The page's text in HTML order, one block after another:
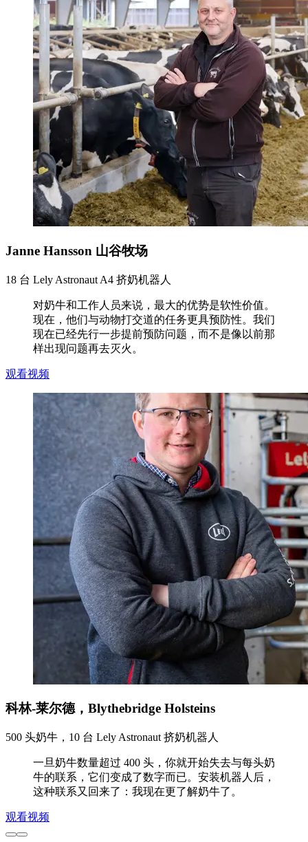
Janne Hansson 山谷牧场
18 台 Lely Astronaut A4 挤奶机器人
对奶牛和工作人员来说，最大的优势是软性价值。
现在，他们与动物打交道的任务更具预防性。我们
现在已经先行一步提前预防问题，而不是像以前那
样出现问题再去灭火。
观看视频
科林-莱尔德，Blythebridge Holsteins
500 头奶牛，10 台 Lely Astronaut 挤奶机器人
一旦奶牛数量超过 400 头，你就开始失去与每头奶
牛的联系，它们变成了数字而已。安装机器人后，
这种联系又回来了：我现在更了解奶牛了。
观看视频